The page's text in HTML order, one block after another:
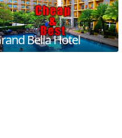
Bella Hotel